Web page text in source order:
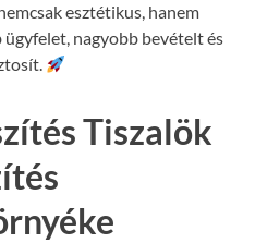
esztétikus, hanem
ügyfelet, nagyobb bevételt és
Tiszalök